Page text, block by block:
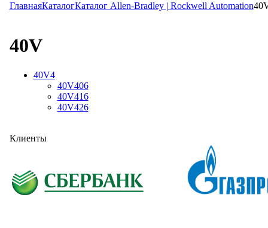
ГлавнаяКаталогКаталог Allen-Bradley | Rockwell Automation
40V
40V4
40V406
40V416
40V426
Клиенты